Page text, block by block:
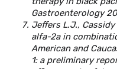
Gastroenterolоgy
Jeffers L.J.,
alfa-2a in
American and
1: a preliminary